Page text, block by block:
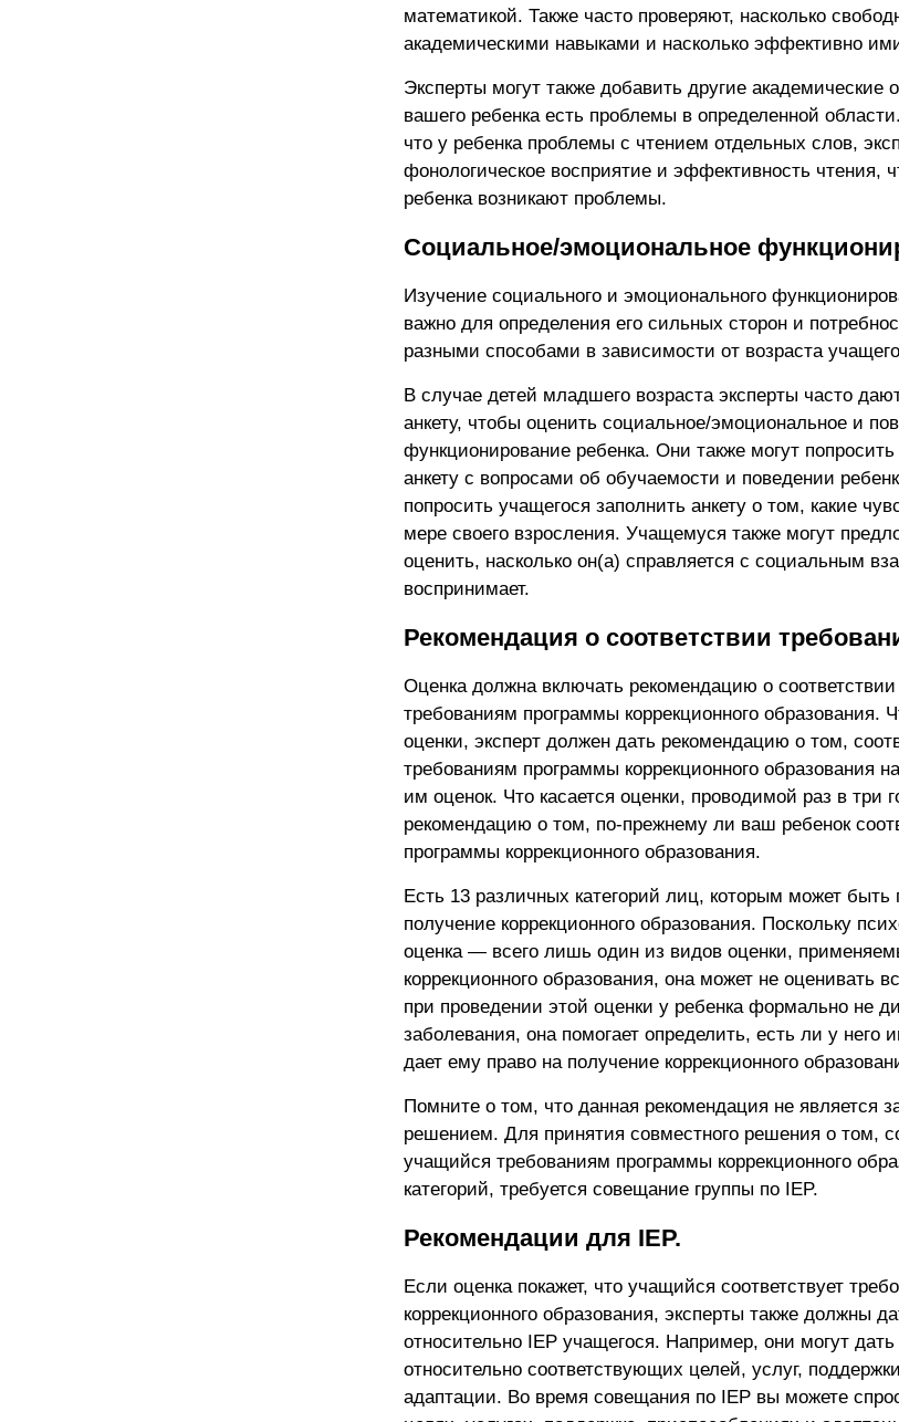
математикой. Также часто проверяют, насколько
академическими навыками и насколько эффективно
Эксперты могут также добавить другие академические
вашего ребенка есть проблемы в определенной
что у ребенка проблемы с чтением отдельных слов,
фонологическое восприятие и эффективность чтения,
ребенка возникают проблемы.
Социальное/эмоциональное
Изучение социального и эмоционального
важно для определения его сильных сторон и
разными способами в зависимости от возраста
В случае детей младшего возраста эксперты часто
анкету, чтобы оценить социальное/эмоциональное и
функционирование ребенка. Они также могут
анкету с вопросами об обучаемости и поведении
попросить учащегося заполнить анкету о том, какие
мере своего взросления. Учащемуся также могут
оценить, насколько он(а) справляется с социальным
воспринимает.
Рекомендация о соответствии
Оценка должна включать рекомендацию о
требованиям программы коррекционного образования.
оценки, эксперт должен дать рекомендацию о том,
требованиям программы коррекционного образования
им оценок. Что касается оценки, проводимой раз в три
рекомендацию о том, по-прежнему ли ваш ребенок
программы коррекционного образования.
Есть 13 различных категорий лиц, которым может быть
получение коррекционного образования. Поскольку
оценка — всего лишь один из видов оценки,
коррекционного образования, она может не оценивать
при проведении этой оценки у ребенка формально не
заболевания, она помогает определить, есть ли у него
дает ему право на получение коррекционного
Помните о том, что данная рекомендация не является
решением. Для принятия совместного решения о том,
учащийся требованиям программы коррекционного
категорий, требуется совещание группы по IEP.
Рекомендации для IEP.
Если оценка покажет, что учащийся соответствует
коррекционного образования, эксперты также должны
относительно IEP учащегося. Например, они могут
относительно соответствующих целей, услуг,
адаптации. Во время совещания по IEP вы можете